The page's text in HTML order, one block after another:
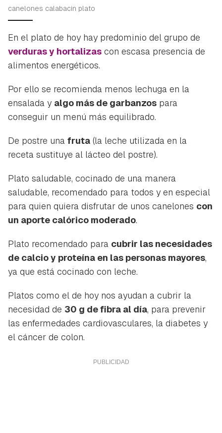
canelones calabacin plato
En el plato de hoy hay predominio del grupo de
verduras y hortalizas con escasa presencia de
alimentos energéticos.
Por ello se recomienda menos lechuga en la
ensalada y algo más de garbanzos para
conseguir un menú más equilibrado.
De postre una fruta (la leche utilizada en la
receta sustituye al lácteo del postre).
Plato saludable, cocinado de una manera
saludable, recomendado para todos y en especial
para quien quiera disfrutar de unos canelones con
un aporte calórico moderado.
Plato recomendado para cubrir las necesidades
de calcio y proteína en las personas mayores,
ya que está cocinado con leche.
Platos como el de hoy nos ayudan a cubrir la
necesidad de 30 g de fibra al día, para prevenir
las enfermedades cardiovasculares, la diabetes y
el cáncer de colon.